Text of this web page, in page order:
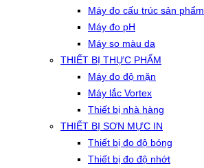
Máy đo cấu trúc sản phẩm
Máy đo pH
Máy so màu da
THIẾT BỊ THỰC PHẨM
Máy đo độ mặn
Máy lắc Vortex
Thiết bị nhà hàng
THIẾT BỊ SƠN MỰC IN
Thiết bị đo độ bóng
Thiết bị đo độ nhớt